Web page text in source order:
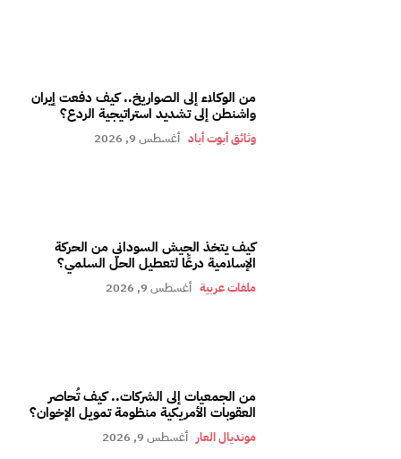
من الوكلاء إلى الصواريخ.. كيف دفعت إيران
واشنطن إلى تشديد استراتيجية الردع؟
وثائق أبوت أباد أغسطس 9, 2026
كيف يتخذ الجيش السوداني من الحركة
الإسلامية درعًا لتعطيل الحل السلمي؟
ملفات عربية أغسطس 9, 2026
من الجمعيات إلى الشركات.. كيف تُحاصر
العقوبات الأمريكية منظومة تمويل الإخوان؟
مونديال العار أغسطس 9, 2026